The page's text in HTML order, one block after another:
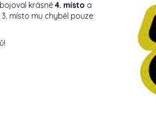
krásné 4. místo a
místo mu chyběl pouze